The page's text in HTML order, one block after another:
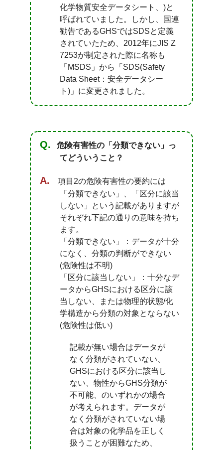
化学物質安全データシート、)と
呼ばれていました。しかし、国連
勧告であるGHSではSDSと定義
されていたため、2012年にJIS Z
7253が制定された際に名称も
「MSDS」から「SDS(Safety
Data Sheet：安全データシー
ト)」に変更されました。
危険有害性の「分類できない」っ
てどういうこと？
項目2の危険有害性の要約には
「分類できない」、「区分に該当
しない」という記載がありますが
それぞれ下記の通りの意味を持ち
ます。
「分類できない」：データが十分
になく、分類の判断ができない
(危険性は不明)
「区分に該当しない」：十分なデ
ータからGHSにおける区分に該
当しない、または物理的状態/化
学構造から分類の対象とならない
(危険性は低い)
記載が無い場合はデータが
なく分類がされていない、
GHSにおける区分に該当し
ない、物性からGHS分類が
不可能、のいずれかの場合
が考えられます。データが
なく分類がされていない場
合は対象の化学品を正しく
扱うことが困難なため、